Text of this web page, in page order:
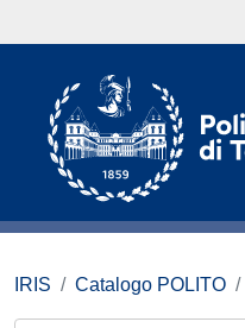
IRIS Catalogo POLITO